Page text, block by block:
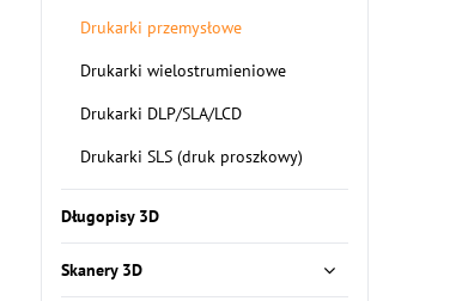
Drukarki przemysłowe
Drukarki wielostrumieniowe
Drukarki DLP/SLA/LCD
Drukarki SLS (druk proszkowy)
Długopisy 3D
Skanery 3D